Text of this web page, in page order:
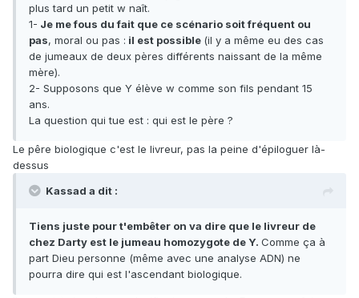
plus tard un petit w naît.
1- Je me fous du fait que ce scénario soit fréquent ou
pas, moral ou pas : il est possible (il y a même eu des cas
de jumeaux de deux pères différents naissant de la même
mère).
2- Supposons que Y élève w comme son fils pendant 15
ans.
La question qui tue est : qui est le père ?
Le pêre biologique c'est le livreur, pas la peine d'épiloguer là-
dessus
Kassad a dit :
Tiens juste pour t'embêter on va dire que le livreur de
chez Darty est le jumeau homozygote de Y. Comme ça à
part Dieu personne (même avec une analyse ADN) ne
pourra dire qui est l'ascendant biologique.